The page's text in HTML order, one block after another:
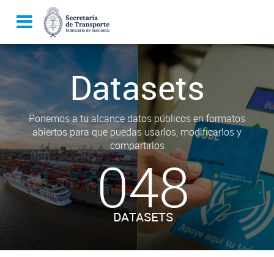
Datasets
Ponemos a tu alcance datos públicos en formatos
abiertos para que puedas usarlos, modificarlos y
compartirlos
048
DATASETS